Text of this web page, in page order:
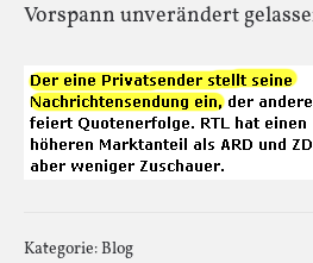
Vorspann unverändert
Kategorie:Blog